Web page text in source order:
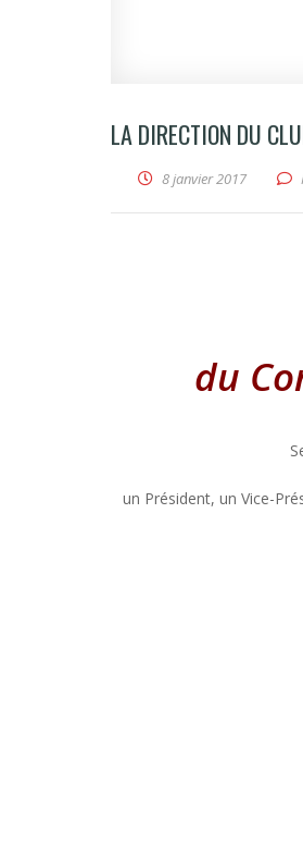
LA DIRECTION DU
8 janvier 2017
du
un Président, un Vice-